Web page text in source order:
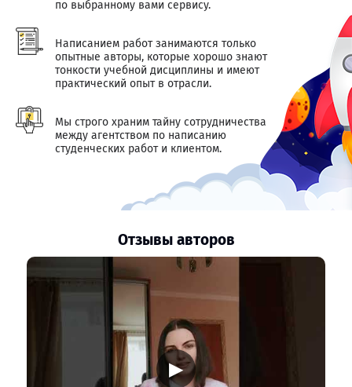
по выбранному вами сервису.
Написанием работ занимаются только
опытные авторы, которые хорошо знают
тонкости учебной дисциплины и имеют
практический опыт в отрасли.
Мы строго храним тайну сотрудничества
между агентством по написанию
студенческих работ и клиентом.
Отзывы авторов
▶